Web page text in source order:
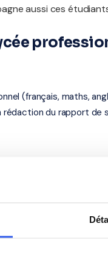
aussi ces
(français, maths,
du rapport de
post-bac (BTS, classes
à ce niveau —
—